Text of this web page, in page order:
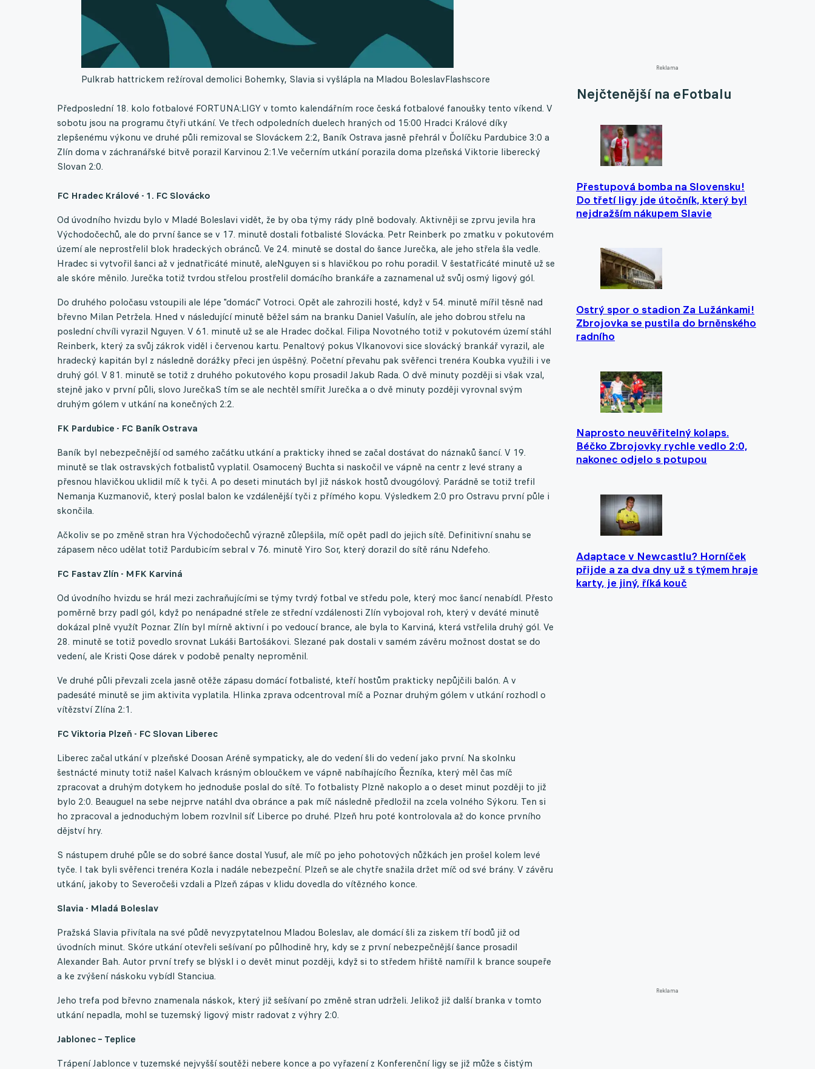
Reklama
Nejčtenější na eFotbalu
Přestupová bomba na Slovensku!
Do třetí ligy jde útočník, který byl
nejdražším nákupem Slavie
Ostrý spor o stadion Za Lužánkami!
Zbrojovka se pustila do brněnského
radního
Naprosto neuvěřitelný kolaps.
Béčko Zbrojovky rychle vedlo 2:0,
nakonec odjelo s potupou
Adaptace v Newcastlu? Horníček
přijde a za dva dny už s týmem hraje
karty, je jiný, říká kouč
Reklama
Pulkrab hattrickem režíroval demolici Bohemky, Slavia si vyšlápla na Mladou BoleslavFlashscore
Předposlední 18. kolo fotbalové FORTUNA:LIGY v tomto kalendářním roce česká fotbalové fanoušky tento víkend. V
sobotu jsou na programu čtyři utkání. Ve třech odpoledních duelech hraných od 15:00 Hradci Králové díky
zlepšenému výkonu ve druhé půli remizoval se Slováckem 2:2, Baník Ostrava jasně přehrál v Ďolíčku Pardubice 3:0 a
Zlín doma v záchranářské bitvě porazil Karvinou 2:1.Ve večerním utkání porazila doma plzeňská Viktorie liberecký
Slovan 2:0.
FC Hradec Králové - 1. FC Slovácko
Od úvodního hvizdu bylo v Mladé Boleslavi vidět, že by oba týmy rády plně bodovaly. Aktivněji se zprvu jevila hra
Východočechů, ale do první šance se v 17. minutě dostali fotbalisté Slovácka. Petr Reinberk po zmatku v pokutovém
území ale neprostřelil blok hradeckých obránců. Ve 24. minutě se dostal do šance Jurečka, ale jeho střela šla vedle.
Hradec si vytvořil šanci až v jednatřicáté minutě, aleNguyen si s hlavičkou po rohu poradil. V šestatřicáté minutě už se
ale skóre měnilo. Jurečka totiž tvrdou střelou prostřelil domácího brankáře a zaznamenal už svůj osmý ligový gól.
Do druhého poločasu vstoupili ale lépe "domácí" Votroci. Opět ale zahrozili hosté, když v 54. minutě mířil těsně nad
břevno Milan Petržela. Hned v následující minutě běžel sám na branku Daniel Vašulín, ale jeho dobrou střelu na
poslední chvíli vyrazil Nguyen. V 61. minutě už se ale Hradec dočkal. Filipa Novotného totiž v pokutovém území stáhl
Reinberk, který za svůj zákrok viděl i červenou kartu. Penaltový pokus Vlkanovovi sice slovácký brankář vyrazil, ale
hradecký kapitán byl z následně dorážky přeci jen úspěšný. Početní převahu pak svěřenci trenéra Koubka využili i ve
druhý gól. V 81. minutě se totiž z druhého pokutového kopu prosadil Jakub Rada. O dvě minuty později si však vzal,
stejně jako v první půli, slovo JurečkaS tím se ale nechtěl smířit Jurečka a o dvě minuty později vyrovnal svým
druhým gólem v utkání na konečných 2:2.
FK Pardubice - FC Baník Ostrava
Baník byl nebezpečnější od samého začátku utkání a prakticky ihned se začal dostávat do náznaků šancí. V 19.
minutě se tlak ostravských fotbalistů vyplatil. Osamocený Buchta si naskočil ve vápně na centr z levé strany a
přesnou hlavičkou uklidil míč k tyči. A po deseti minutách byl již náskok hostů dvougólový. Parádně se totiž trefil
Nemanja Kuzmanovič, který poslal balon ke vzdálenější tyči z přímého kopu. Výsledkem 2:0 pro Ostravu první půle i
skončila.
Ačkoliv se po změně stran hra Východočechů výrazně zůlepšila, míč opět padl do jejich sítě. Definitivní snahu se
zápasem něco udělat totiž Pardubicím sebral v 76. minutě Yiro Sor, který dorazil do sítě ránu Ndefeho.
FC Fastav Zlín - MFK Karviná
Od úvodního hvizdu se hrál mezi zachraňujícími se týmy tvrdý fotbal ve středu pole, který moc šancí nenabídl. Přesto
poměrně brzy padl gól, když po nenápadné střele ze střední vzdálenosti Zlín vybojoval roh, který v deváté minutě
dokázal plně využít Poznar. Zlín byl mírně aktivní i po vedoucí brance, ale byla to Karviná, která vstřelila druhý gól. Ve
28. minutě se totiž povedlo srovnat Lukáši Bartošákovi. Slezané pak dostali v samém závěru možnost dostat se do
vedení, ale Kristi Qose dárek v podobě penalty neproměnil.
Ve druhé půli převzali zcela jasně otěže zápasu domácí fotbalisté, kteří hostům prakticky nepůjčili balón. A v
padesáté minutě se jim aktivita vyplatila. Hlinka zprava odcentroval míč a Poznar druhým gólem v utkání rozhodl o
vítězství Zlína 2:1.
FC Viktoria Plzeň - FC Slovan Liberec
Liberec začal utkání v plzeňské Doosan Aréně sympaticky, ale do vedení šli do vedení jako první. Na skolnku
šestnácté minuty totiž našel Kalvach krásným obloučkem ve vápně nabíhajícího Řezníka, který měl čas míč
zpracovat a druhým dotykem ho jednoduše poslal do sítě. To fotbalisty Plzně nakoplo a o deset minut později to již
bylo 2:0. Beauguel na sebe nejprve natáhl dva obránce a pak míč následně předložil na zcela volného Sýkoru. Ten si
ho zpracoval a jednoduchým lobem rozvlnil síť Liberce po druhé. Plzeň hru poté kontrolovala až do konce prvního
dějství hry.
S nástupem druhé půle se do sobré šance dostal Yusuf, ale míč po jeho pohotových nůžkách jen prošel kolem levé
tyče. I tak byli svěřenci trenéra Kozla i nadále nebezpeční. Plzeň se ale chytře snažila držet míč od své brány. V závěru
utkání, jakoby to Severočeši vzdali a Plzeň zápas v klidu dovedla do vítězného konce.
Slavia - Mladá Boleslav
Pražská Slavia přivítala na své půdě nevyzpytatelnou Mladou Boleslav, ale domácí šli za ziskem tří bodů již od
úvodních minut. Skóre utkání otevřeli sešívaní po půlhodině hry, kdy se z první nebezpečnější šance prosadil
Alexander Bah. Autor první trefy se blýskl i o devět minut později, když si to středem hřiště namířil k brance soupeře
a ke zvýšení náskoku vybídl Stanciua.
Jeho trefa pod břevno znamenala náskok, který již sešívaní po změně stran udrželi. Jelikož již další branka v tomto
utkání nepadla, mohl se tuzemský ligový mistr radovat z výhry 2:0.
Jablonec – Teplice
Trápení Jablonce v tuzemské nejvyšší soutěži nebere konce a po vyřazení z Konferenční ligy se již může s čistým